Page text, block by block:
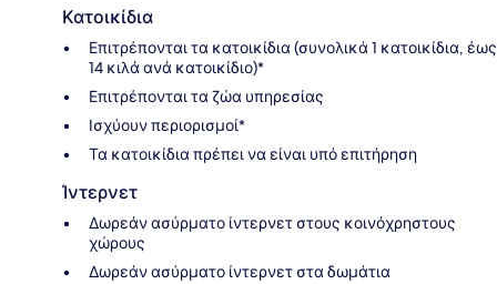
Κατοικίδια
Επιτρέπονται τα κατοικίδια (συνολικά 1 κατοικίδια, έως
14 κιλά ανά κατοικίδιο)*
Επιτρέπονται τα ζώα υπηρεσίας
Ισχύουν περιορισμοί*
Τα κατοικίδια πρέπει να είναι υπό επιτήρηση
Ίντερνετ
Δωρεάν ασύρματο ίντερνετ στους κοινόχρηστους
χώρους
Δωρεάν ασύρματο ίντερνετ στα δωμάτια